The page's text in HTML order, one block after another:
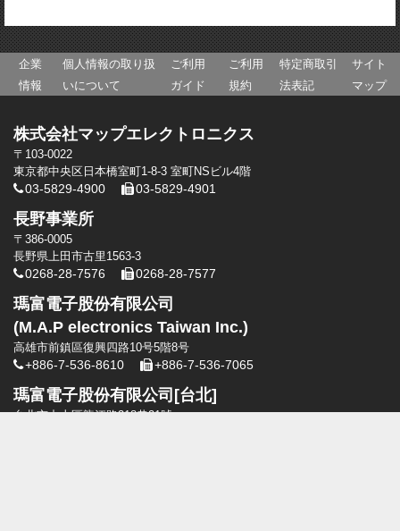
企業
情報
個人情報の取り扱
いについて
ご利用
ガイド
ご利用
規約
特定商取引
法表記
サイト
マップ
株式会社マップエレクトロニクス
〒103-0022
東京都中央区日本橋室町1-8-3 室町NSビル4階
03-5829-4900 03-5829-4901
長野事業所
〒386-0005
長野県上田市古里1563-3
0268-28-7576 0268-28-7577
瑪富電子股份有限公司
(M.A.P electronics Taiwan Inc.)
高雄市前鎮區復興四路10号5階8号
+886-7-536-8610 +886-7-536-7065
瑪富電子股份有限公司[台北]
台北市中山區龍江路318巷21號